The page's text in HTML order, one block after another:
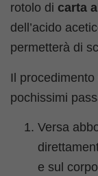
rotolo di carta
dell’acido
permetterà di
Il
pochissimi
Versa
e sul